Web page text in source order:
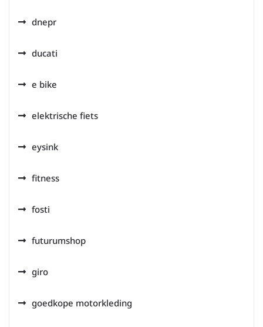
dnepr
ducati
e bike
elektrische fiets
eysink
fitness
fosti
futurumshop
giro
goedkope motorkleding